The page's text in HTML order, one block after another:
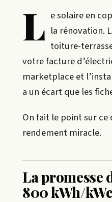
L e solaire en
la rénovation.
toiture-
votre facture
marketplace et
a un écart que les
On fait le point sur ce
rendement miracle.
La
800 kWh/